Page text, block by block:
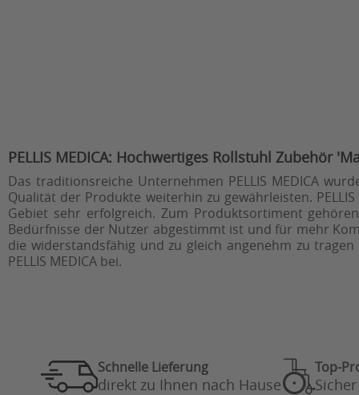
PELLIS MEDICA: Hochwertiges Rollstuhl Zubehör
Das traditionsreiche Unternehmen PELLIS MEDICA
Qualität der Produkte weiterhin zu gewährleisten.
Gebiet sehr erfolgreich. Zum Produktsortiment
Bedürfnisse der Nutzer abgestimmt ist und für mehr
die widerstandsfähig und zu gleich angenehm zu
PELLIS MEDICA bei.
Schnelle Lieferung
direkt zu Ihnen nach Hause
Top-